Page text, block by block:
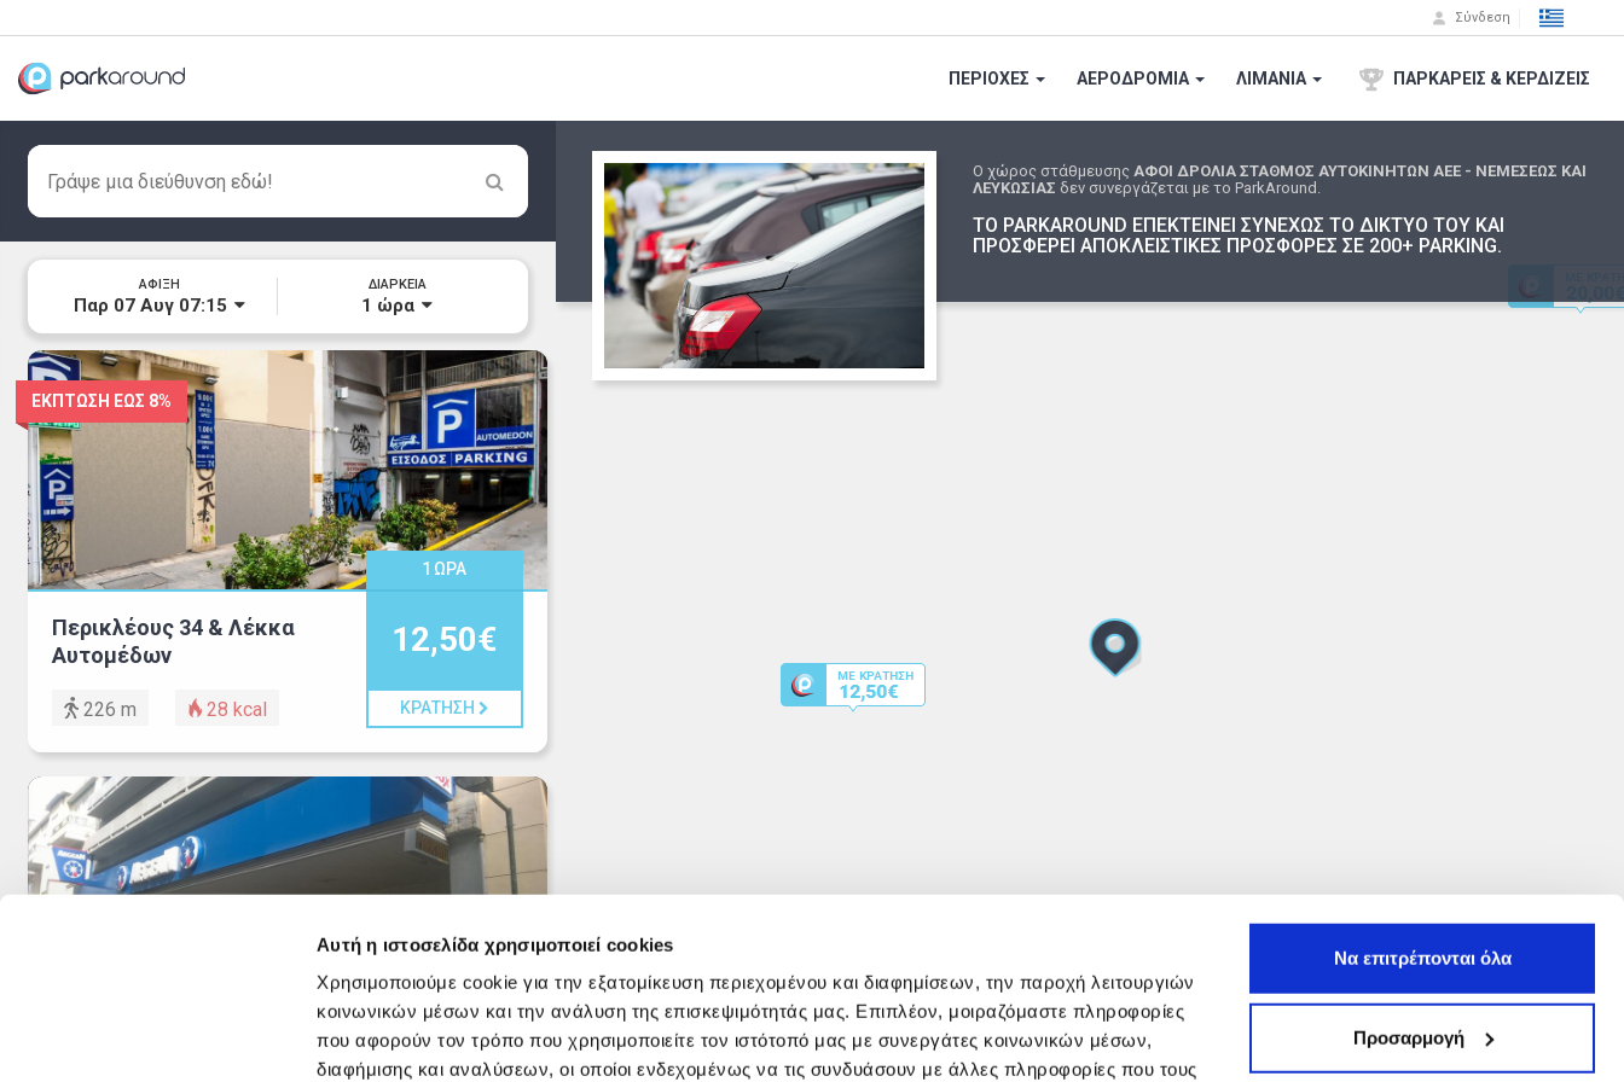
Αυτή η ιστοσελίδα χρησιμοποιεί cookies
Χρησιμοποιούμε cookie για την εξατομίκευση περιεχομένου και διαφημίσεων, την παροχή λειτουργιών
κοινωνικών μέσων και την ανάλυση της επισκεψιμότητάς μας. Επιπλέον, μοιραζόμαστε πληροφορίες
που αφορούν τον τρόπο που χρησιμοποιείτε τον ιστότοπό μας με συνεργάτες κοινωνικών μέσων,
διαφήμισης και αναλύσεων, οι οποίοι ενδεχομένως να τις συνδυάσουν με άλλες πληροφορίες που τους
Να επιτρέπονται όλα
Προσαρμογή
Σύνδεση
ΠΕΡΙΟΧΕΣ ΑΕΡΟΔΡΟΜΙA ΛΙΜΑΝΙΑ ΠΑΡΚΑΡΕΙΣ & ΚΕΡΔΙΖΕΙΣ
Ο χώρος στάθμευσης ΑΦΟΙ ΔΡΟΛΙΑ ΣΤΑΘΜΟΣ ΑΥΤΟΚΙΝΗΤΩΝ ΑΕΕ - ΝΕΜΕΣΕΩΣ ΚΑΙ
ΛΕΥΚΩΣΙΑΣ δεν συνεργάζεται με το ParkAround.
ΤΟ PARKAROUND ΕΠΕΚΤΕΙΝΕΙ ΣΥΝΕΧΩΣ ΤΟ ΔΙΚΤΥΟ ΤΟΥ ΚΑΙ
ΠΡΟΣΦΕΡΕΙ ΑΠΟΚΛΕΙΣΤΙΚΕΣ ΠΡΟΣΦΟΡΕΣ ΣΕ 200+ PARKING.
ΑΦΙΞΗ
Παρ 07 Αυγ 07:15
ΔΙΑΡΚΕΙΑ
1 ώρα
ΕΚΠΤΩΣΗ ΕΩΣ 8%
Περικλέους 34 & Λέκκα
Αυτομέδων
226 m 28 kcal
1 ΩΡΑ
12,50€
ΚΡΑΤΗΣΗ
1ΩΡΑ
13,00€